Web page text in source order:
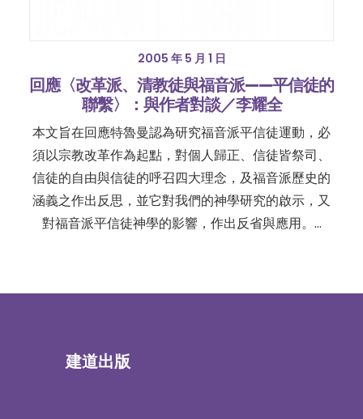
2005 年 5 月 1 日
回應〈改革派、清教徒與福音派——平信徒的
聯繫〉：與作者對談／李耀全
本文旨在回應特魯曼認為研究福音派平信徒運動，必
須以宗教改革作為起點，對個人歸正、信徒皆祭司、
信徒的自由與信徒的呼召四大理念，及福音派歷史的
涵義之作出反思，並它對我們的神學研究的啟示，又
對福音派平信徒神學的影響，作出反省與應用。…
建道出版